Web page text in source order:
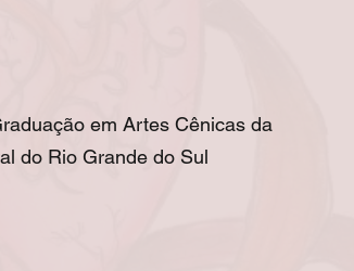
em Artes Cênicas da
do Rio Grande do Sul